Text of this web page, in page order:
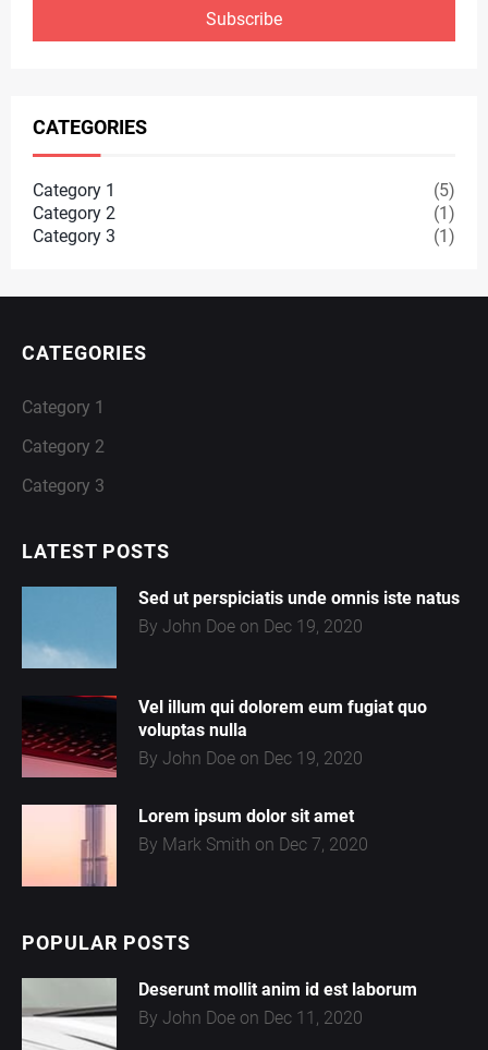
Subscribe
CATEGORIES
Category 1
Category 2
Category 3
(5)
(1)
(1)
CATEGORIES
Category 1
Category 2
Category 3
LATEST POSTS
Sed ut perspiciatis unde omnis iste natus
By John Doe on Dec 19, 2020
Vel illum qui dolorem eum fugiat quo
voluptas nulla
By John Doe on Dec 19, 2020
Lorem ipsum dolor sit amet
By Mark Smith on Dec 7, 2020
POPULAR POSTS
Deserunt mollit anim id est laborum
By John Doe on Dec 11, 2020